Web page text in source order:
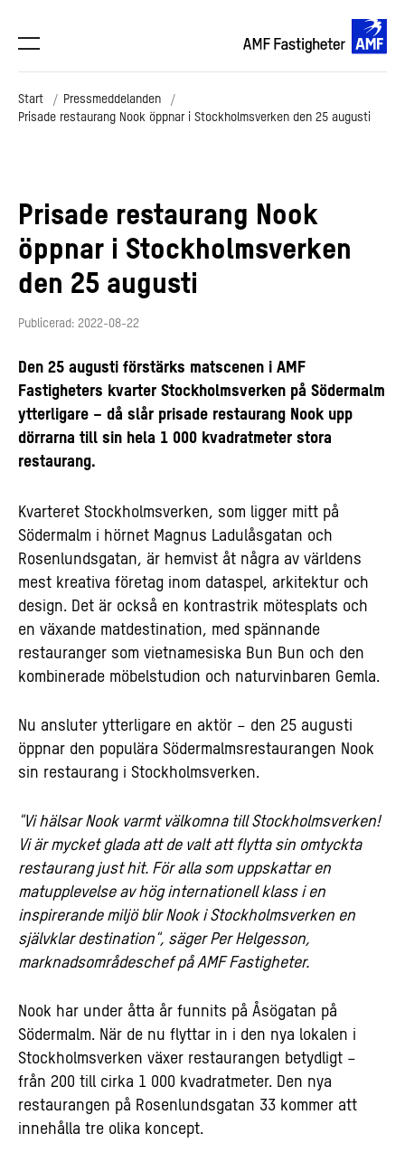
Start
Pressmeddelanden
Prisade restaurang Nook öppnar i Stockholmsverken den 25 augusti
Prisade restaurang Nook
öppnar i Stockholmsverken
den 25 augusti
Publicerad: 2022-08-22
Den 25 augusti förstärks matscenen i AMF
Fastigheters kvarter Stockholmsverken på Södermalm
ytterligare – då slår prisade restaurang Nook upp
dörrarna till sin hela 1 000 kvadratmeter stora
restaurang.
Kvarteret Stockholmsverken, som ligger mitt på
Södermalm i hörnet Magnus Ladulåsgatan och
Rosenlundsgatan, är hemvist åt några av världens
mest kreativa företag inom dataspel, arkitektur och
design. Det är också en kontrastrik mötesplats och
en växande matdestination, med spännande
restauranger som vietnamesiska Bun Bun och den
kombinerade möbelstudion och naturvinbaren Gemla.
Nu ansluter ytterligare en aktör – den 25 augusti
öppnar den populära Södermalmsrestaurangen Nook
sin restaurang i Stockholmsverken.
"Vi hälsar Nook varmt välkomna till Stockholmsverken!
Vi är mycket glada att de valt att flytta sin omtyckta
restaurang just hit. För alla som uppskattar en
matupplevelse av hög internationell klass i en
inspirerande miljö blir Nook i Stockholmsverken en
självklar destination", säger Per Helgesson,
marknadsområdeschef på AMF Fastigheter.
Nook har under åtta år funnits på Åsögatan på
Södermalm. När de nu flyttar in i den nya lokalen i
Stockholmsverken växer restaurangen betydligt –
från 200 till cirka 1 000 kvadratmeter. Den nya
restaurangen på Rosenlundsgatan 33 kommer att
innehålla tre olika koncept.